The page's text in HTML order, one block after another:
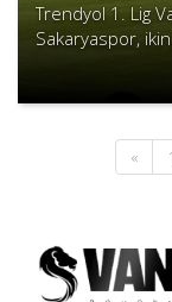
Trendyol 1. Lig
Sakaryaspor,
« 1